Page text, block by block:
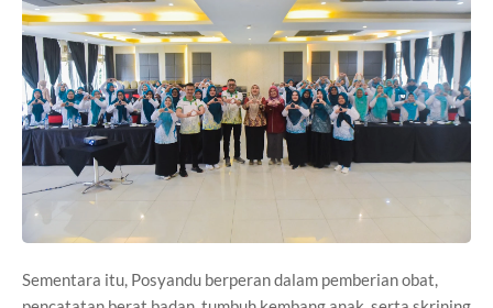
Sementara itu, Posyandu berperan dalam pemberian obat,